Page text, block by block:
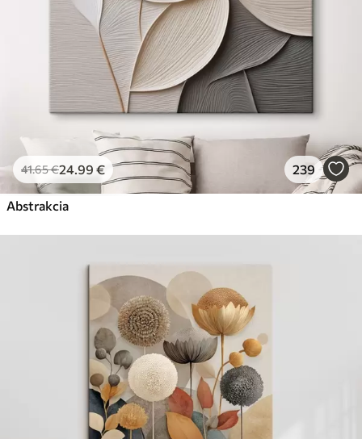
Žiarivé a sýte farby
Odolné voči vyblednutiu
Bezpečný atrament bez zápachu
Povrch podobný plátnu
Ekologický materiál
Eko-Premium
Od 36.00€
✓Žiarivé a sýte farby
✓Odolné voči vyblednutiu
Ekologický materiál
41.65€24.99 € 239
Abstrakcia